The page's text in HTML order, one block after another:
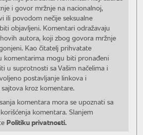
i govor mržnje na nacionalnoj,
ili povodom nečije seksualne
objavljeni. Komentari odražavaju
autora, koji zbog govora mržnje
Kao čitatelj prihvatate
komentarima mogu biti pronađeni
u suprotnosti sa Vašim načelima i
postavljanje linkova i
kroz komentare.
komentara mora se upoznati sa
komentara. Slanjem
Politiku privatnosti.